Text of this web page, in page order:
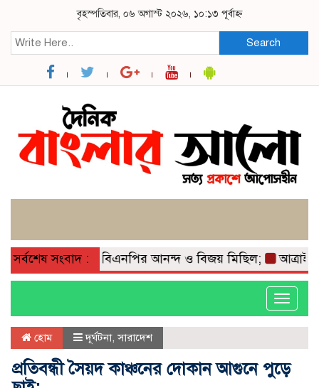
বৃহস্পতিবার, ০৬ অগাস্ট ২০২৬, ১০:১৩ পূর্বাহ্ন
Search
সর্বশেষ সংবাদ :
মাদারগঞ্জে বিএনপির আনন্দ ও বিজয় মিছিল; আত্রাইয়ে
Toggle
হোম দূর্ঘটনা,সারাদেশ
প্রতিবন্ধী সৈয়দ কাঞ্চনের দোকান আগুনে পুড়ে